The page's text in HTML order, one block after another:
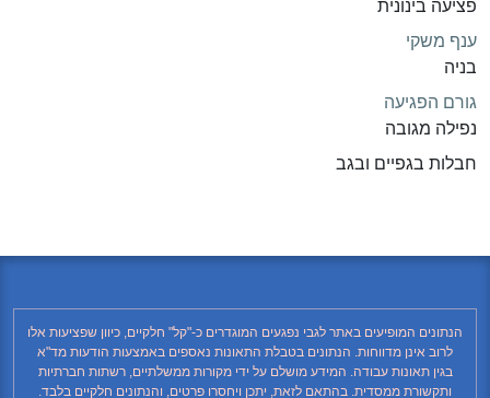
פציעה בינונית
ענף משקי
בניה
גורם הפגיעה
נפילה מגובה
חבלות בגפיים ובגב
הנתונים המופיעים באתר לגבי נפגעים המוגדרים כ-"קל" חלקיים, כיוון שפציעות אלו
לרוב אינן מדווחות. הנתונים בטבלת התאונות נאספים באמצעות הודעות מד"א
בגין תאונות עבודה. המידע מושלם על ידי מקורות ממשלתיים, רשתות חברתיות
ותקשורת ממסדית. בהתאם לזאת, יתכן ויחסרו פרטים, והנתונים חלקיים בלבד.